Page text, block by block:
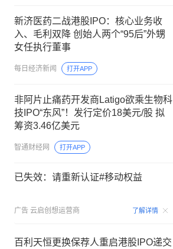
新济医药二战港股IPO：核心业务收
入、毛利双降 创始人两个“95后”外甥
女任执行董事
每日经济新闻 打开APP
非阿片止痛药开发商Latigo欲乘生物科
技IPO“东风”！发行定价18美元/股 拟
筹资3.46亿美元
智通财经网 打开APP
已失效：请重新认证#移动权益
广告 云启创想运营商 了解详情
百利天恒更换保荐人重启港股IPO递交